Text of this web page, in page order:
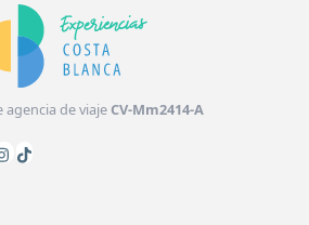
agencia de viajeCV-Mm2414-A